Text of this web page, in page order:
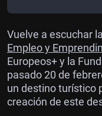
Vuelve a escuchar
Empleo y
Europeos+ y la
pasado 20 de
un destino turístico
creación de este